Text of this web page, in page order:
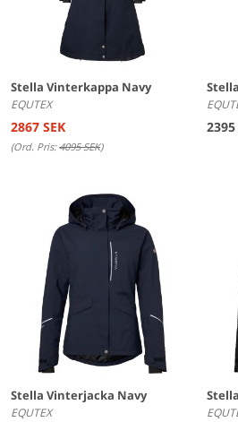
Stella Vinterkappa Navy
EQUTEX
2867 SEK
(Ord. Pris:4095 SEK)
2395
Stella Vinterjacka Navy
EQUTEX